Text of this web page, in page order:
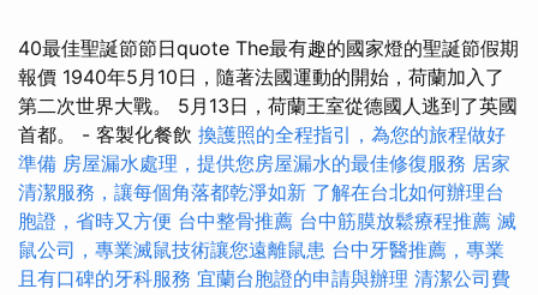
40最佳聖誕節節日quote The最有趣的國家燈的聖誕節假期
報價 1940年5月10日，隨著法國運動的開始，荷蘭加入了
第二次世界大戰。 5月13日，荷蘭王室從德國人逃到了英國
首都。 - 客製化餐飲 換護照的全程指引，為您的旅程做好
準備 房屋漏水處理，提供您房屋漏水的最佳修復服務 居家
清潔服務，讓每個角落都乾淨如新 了解在台北如何辦理台
胞證，省時又方便 台中整骨推薦 台中筋膜放鬆療程推薦 滅
鼠公司，專業滅鼠技術讓您遠離鼠患 台中牙醫推薦，專業
且有口碑的牙科服務 宜蘭台胞證的申請與辦理 清潔公司費